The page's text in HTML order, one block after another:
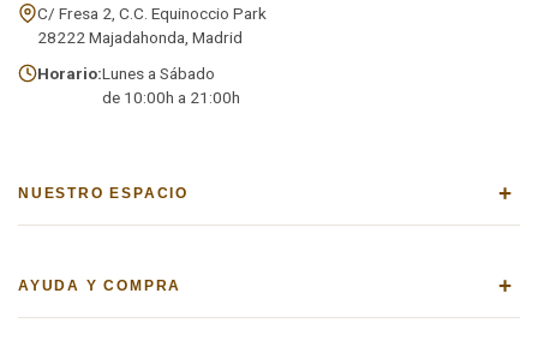
C/ Fresa 2, C.C. Equinoccio Park
28222 Majadahonda, Madrid
Horario:Lunes a Sábado
de 10:00h a 21:00h
NUESTRO ESPACIO +
AYUDA Y COMPRA +